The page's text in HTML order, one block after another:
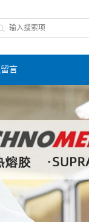
言